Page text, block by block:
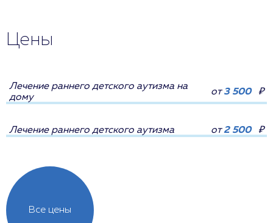
Цены
Все цены
Лечение раннего детского аутизма на
дому
от3 500 ₽
Лечение раннего детского аутизма от2 500 ₽